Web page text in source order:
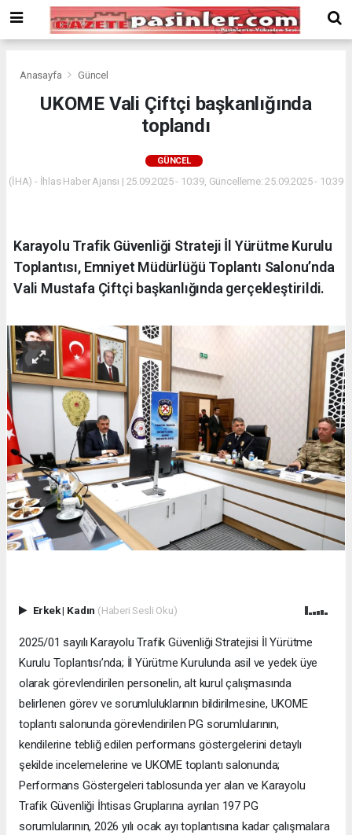
Bonusu
Veren
deneme
siteler
Veren
Anasayfa Güncel
UKOME Vali Çiftçi başkanlığında
toplandı
GÜNCEL
(İHA) - İhlas Haber Ajansı | 25.09.2025 - 10:39, Güncelleme: 25.09.2025 - 10:39
Karayolu Trafik Güvenliği Strateji İl Yürütme Kurulu
Toplantısı, Emniyet Müdürlüğü Toplantı Salonu’nda
Vali Mustafa Çiftçi başkanlığında gerçekleştirildi.
Erkek| Kadın (Haberi Sesli Oku)
2025/01 sayılı Karayolu Trafik Güvenliği Stratejisi İl Yürütme
Kurulu Toplantısı’nda; İl Yürütme Kurulunda asil ve yedek üye
olarak görevlendirilen personelin, alt kurul çalışmasında
belirlenen görev ve sorumluluklarının bildirilmesine, UKOME
toplantı salonunda görevlendirilen PG sorumlularının,
kendilerine tebliğ edilen performans göstergelerini detaylı
şekilde incelemelerine ve UKOME toplantı salonunda;
Performans Göstergeleri tablosunda yer alan ve Karayolu
Trafik Güvenliği İhtisas Gruplarına ayrılan 197 PG
sorumlularının, 2026 yılı ocak ayı toplantısına kadar çalışmalara